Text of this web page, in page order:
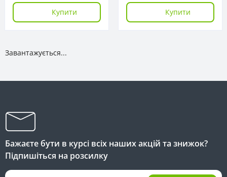
Купити Купити
Завантажується...
Бажаєте бути в курсі всіх наших акцій та знижок?
Підпишіться на розсилку